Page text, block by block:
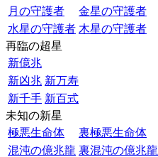
月の守護者
金星の守護者
水星の守護者 木星の守護者
再臨の超星
新億兆
新凶兆 新万寿
新千手 新百式
未知の新星
極悪生命体
裏極悪生命体
混沌の億兆龍 裏混沌の億兆龍